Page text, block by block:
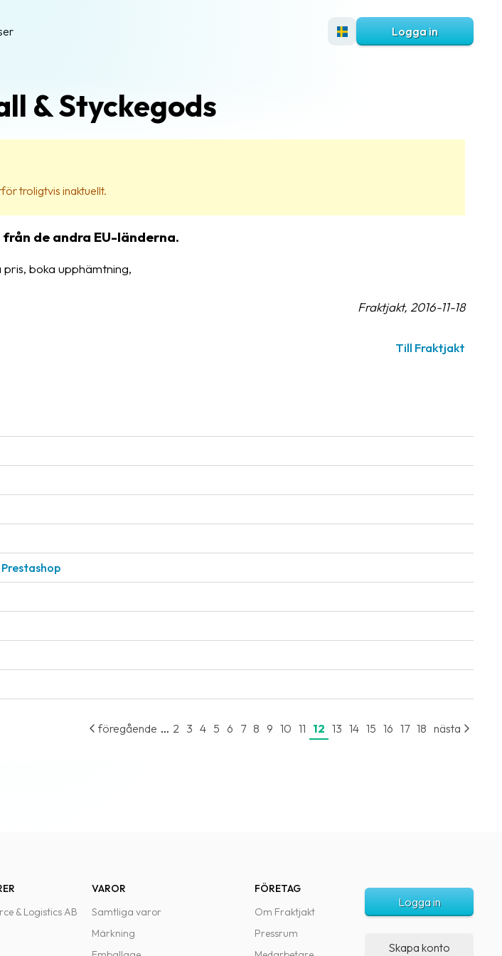
Logga in
& Styckegods
troligtvis inaktuellt.
de andra EU-länderna.
boka upphämtning,
Fraktjakt, 2016-11-18
Till Fraktjakt
föregående ... 2 3 4 5 6 7 8 9 10 11 12 13 14 15 16 17 18 nästa
& Logistics AB
VAROR
Samtliga varor
Märkning
FÖRETAG
Om Fraktjakt
Pressrum
Logga in
Skapa konto